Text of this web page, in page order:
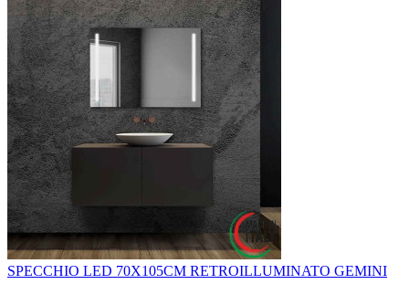
SPECCHIO LED 70X105CM RETROILLUMINATO GEMINI